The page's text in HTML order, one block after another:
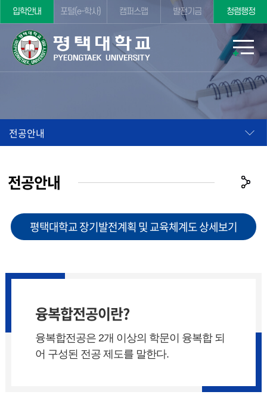
입학안내 포털(e-학사) 캠퍼스맵 발전기금 청렴행정
전공안내
전공안내
평택대학교 장기발전계획 및 교육체계도 상세보기
융복합전공이란?
융복합전공은 2개 이상의 학문이 융복합 되
어 구성된 전공 제도를 말한다.